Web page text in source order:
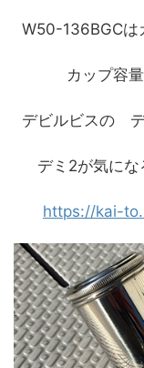
W50-136BGCは
カップ容
デビルビスの
デミ2が気に
https://kai-